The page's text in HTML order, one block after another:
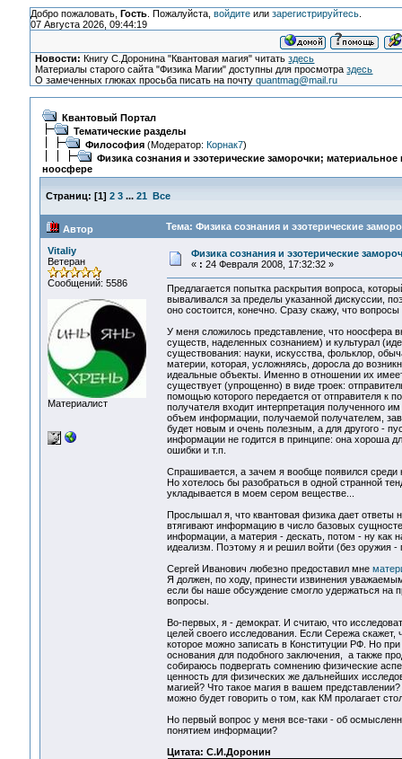
Добро пожаловать, Гость. Пожалуйста, войдитеили зарегистрируйтесь.
07 Августа 2026, 09:44:19
Новости: Книгу С.Доронина "Квантовая магия" читатьздесь
Материалы старого сайта "Физика Магии" доступны для просмотраздесь
О замеченных глюках просьба писать на почтуquantmag@mail.ru
Квантовый Портал
Тематические разделы
Философия(Модератор: Корнак7)
Физика сознания и эзотерические заморочки;
ноосфере
Страниц: [1] 2 3 ... 21 Все
Автор Тема: Физика сознания и эзотерические
Vitaliy
Ветеран
Сообщений: 5586
Материалист
Физика сознания и эзотерические
« : 24 Февраля 2008, 17:32:32 »
Предлагается попытка раскрытия вопроса,
вываливался за пределы указанной дискуссии,
оно состоится, конечно. Сразу скажу, что
У меня сложилось представление, что ноосфера
существ, наделенных сознанием) и культурал
существования: науки, искусства, фольклор,
материи, которая, усложняясь, доросла до
идеальные объекты. Именно в отношении их
существует (упрощенно) в виде троек:
помощью которого передается от отправителя к
получателя входит интерпретация полученного
объем информации, получаемой получателем,
будет новым и очень полезным, а для другого -
информации не годится в принципе: она хороша
ошибки и т.п.
Спрашивается, а зачем я вообще появился среди
Но хотелось бы разобраться в одной странной
укладывается в моем сером веществе...
Прослышал я, что квантовая физика дает ответы
втягивают информацию в число базовых
информации, а материя - дескать, потом - ну как
идеализм. Поэтому я и решил войти (без оружия -
Сергей Иванович любезно предоставил мне
Я должен, по ходу, принести извинения
если бы наше обсуждение смогло удержаться на
вопросы.
Во-первых, я - демократ. И считаю, что
целей своего исследования. Если Сережа
которое можно записать в Конституции РФ. Но
основания для подобного заключения, а также
собираюсь подвергать сомнению физические
ценность для физических же дальнейших
магией? Что такое магия в вашем
можно будет говорить о том, как КМ пролагает
Но первый вопрос у меня все-таки - об
понятием информации?
Цитата: С.И.Доронин